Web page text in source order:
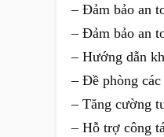
– Đảm bảo an
– Đảm bảo an
– Hướng dẫn
– Đề phòng
– Tăng cường
– Hỗ trợ công